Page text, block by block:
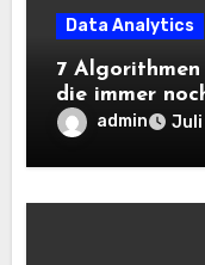
Data Analytics
7 Algorithmen
die immer
admin Juli